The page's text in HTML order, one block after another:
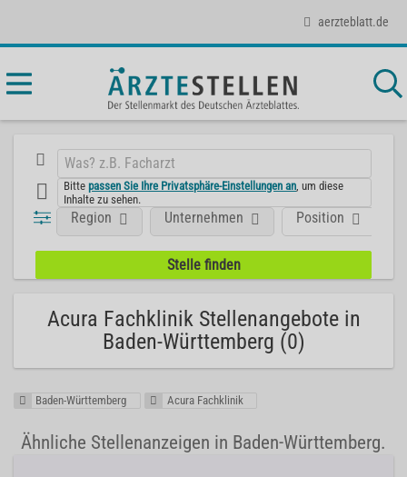
aerzteblatt.de
Bittepassen Sie Ihre Privatsphäre-Einstellungen an , um diese
Inhalte zu sehen.
Position
Region Unternehmen
Acura Fachklinik Stellenangebote in
Baden-Württemberg (0)
Baden-Württemberg Acura Fachklinik
Ähnliche Stellenanzeigen in Baden-Württemberg.